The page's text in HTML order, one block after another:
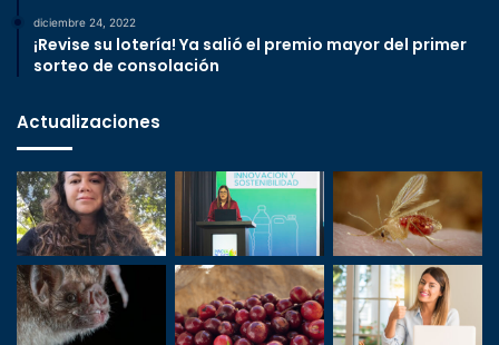
diciembre 24, 2022
¡Revise su lotería! Ya salió el premio mayor del primer
sorteo de consolación
Actualizaciones